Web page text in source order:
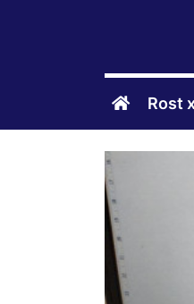
Rost